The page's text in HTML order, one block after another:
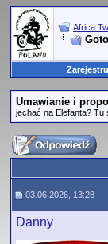
Africa
Umawianie i
jechać na Elefanta? Tu
03.06.2026, 13:28
Danny